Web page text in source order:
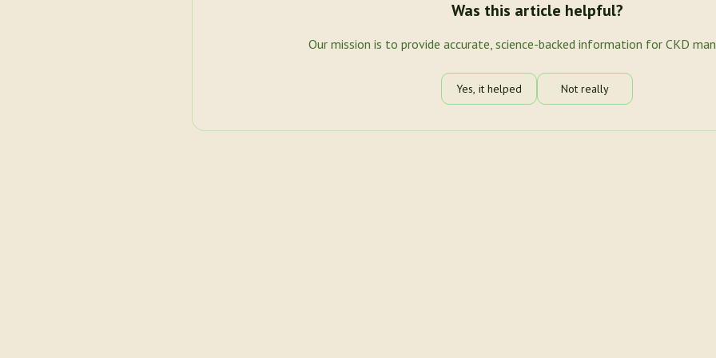
Was this article helpful?
Our mission is to provide accurate, science-backed information for CKD
Yes, it helped Not really